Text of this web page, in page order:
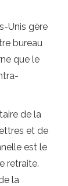
Unis gère
bureau
que le
de la
et de
est le
retraite.
la